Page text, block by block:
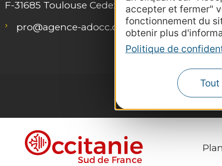
accepter et fermer"
fonctionnement du
obtenir plus
Politique de
F-31685 Toulouse Cedex 6
pro@agence-adocc.com
Outils